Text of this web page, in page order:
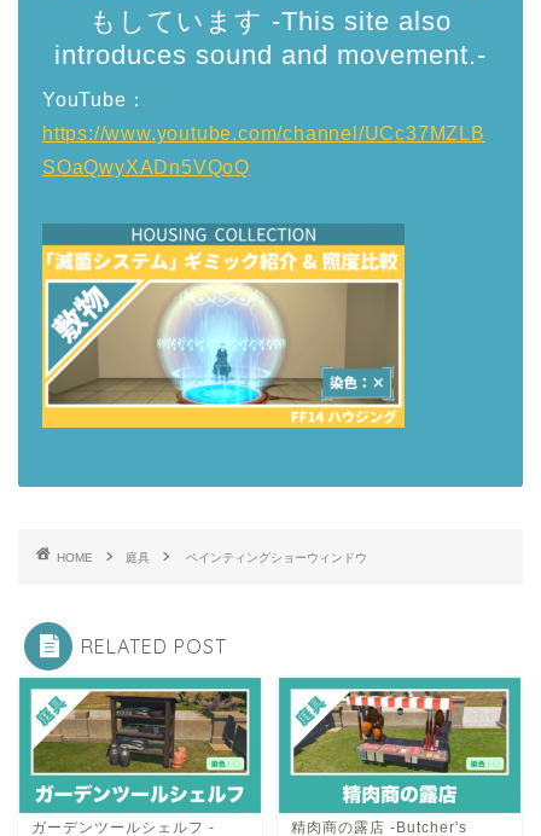
もしています -This site also
introduces sound and movement.-
YouTube：
https://www.youtube.com/channel/UCc37MZLB
SOaQwyXADn5VQoQ
HOME 庭具 ペインティングショーウィンドウ
RELATED POST
ガーデンツールシェルフ -
精肉商の露店 -Butcher's